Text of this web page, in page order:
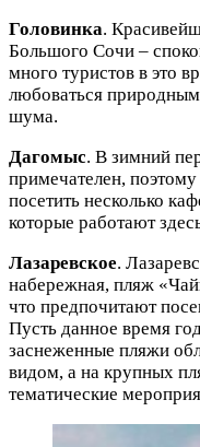
Головинка.
Большого Сочи –
много туристов в это
любоваться
шума.
Дагомыс. В зимний
примечателен,
посетить несколько
которые работают
Лазаревское.
набережная, пляж
что предпочитают
Пусть данное время
заснеженные пляжи
видом, а на крупных
тематические